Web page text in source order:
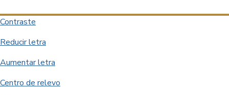
Contraste
Reducir letra
Aumentar letra
Centro de relevo